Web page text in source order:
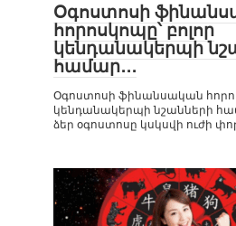
Օգոստոսի
հորոսկոպը՝ բոլոր
կենդանակերպի
համար․․․
Օգոստոսի ֆինանսական
կենդանակերպի նշանների
ձեր օգոստոսը կսկսվի ուժի